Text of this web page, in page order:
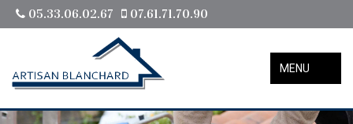
05.33.06.02.67 07.61.71.70.90
MENU